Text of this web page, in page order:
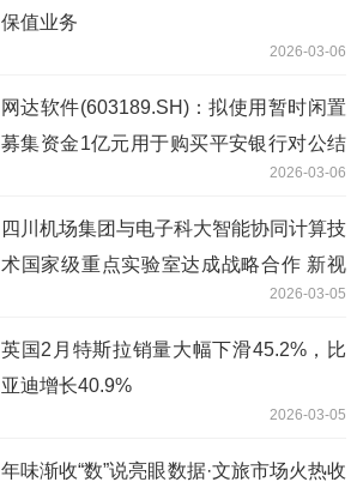
保值业务
2026-03-06
网达软件(603189.SH)：拟使用暂时闲置
募集资金1亿元用于购买平安银行对公结
2026-03-06
四川机场集团与电子科大智能协同计算技
术国家级重点实验室达成战略合作 新视
2026-03-05
英国2月特斯拉销量大幅下滑45.2%，比
亚迪增长40.9%
2026-03-05
年味渐收“数”说亮眼数据·文旅市场火热收